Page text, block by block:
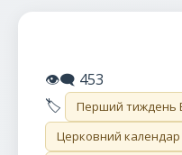
👁️‍🗨️ 453
🏷️
Перший тиждень
Церковний календар